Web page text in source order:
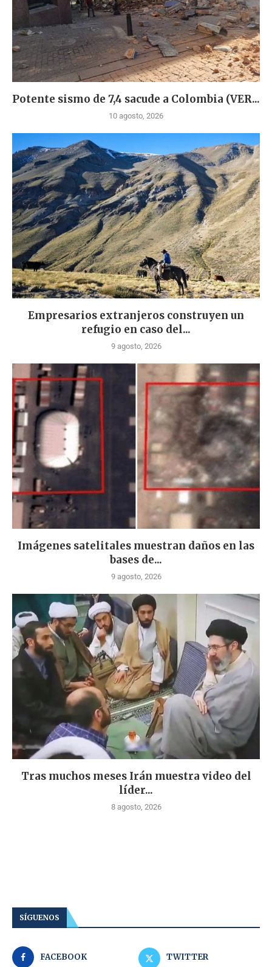
Potente sismo de 7,4 sacude a Colombia (VER...
10 agosto, 2026
Empresarios extranjeros construyen un
refugio en caso del...
9 agosto, 2026
Imágenes satelitales muestran daños en las
bases de...
9 agosto, 2026
Tras muchos meses Irán muestra video del
líder...
8 agosto, 2026
SÍGUENOS
FACEBOOK TWITTER